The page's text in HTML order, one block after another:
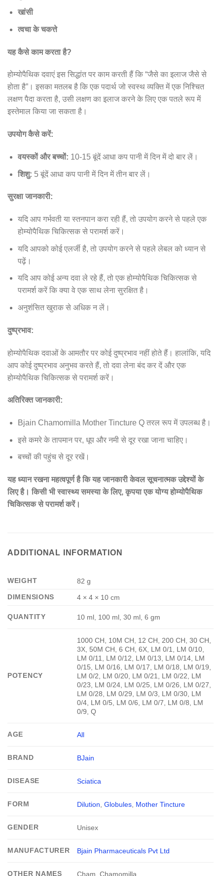
खांसी
त्वचा के चकत्ते
यह कैसे काम करता है?
होम्योपैथिक दवाएं इस सिद्धांत पर काम करती हैं कि “जैसे का इलाज जैसे से
होता है”। इसका मतलब है कि एक पदार्थ जो स्वस्थ व्यक्ति में एक निश्चित
लक्षण पैदा करता है, उसी लक्षण का इलाज करने के लिए एक पतले रूप में
इस्तेमाल किया जा सकता है।
उपयोग कैसे करें:
वयस्कों और बच्चों: 10-15 बूंदें आधा कप पानी में दिन में दो बार लें।
शिशु: 5 बूंदें आधा कप पानी में दिन में तीन बार लें।
सुरक्षा जानकारी:
यदि आप गर्भवती या स्तनपान करा रही हैं, तो उपयोग करने से पहले एक
होम्योपैथिक चिकित्सक से परामर्श करें।
यदि आपको कोई एलर्जी है, तो उपयोग करने से पहले लेबल को ध्यान से
पढ़ें।
यदि आप कोई अन्य दवा ले रहे हैं, तो एक होम्योपैथिक चिकित्सक से
परामर्श करें कि क्या वे एक साथ लेना सुरक्षित है।
अनुशंसित खुराक से अधिक न लें।
दुष्प्रभाव:
होम्योपैथिक दवाओं के आमतौर पर कोई दुष्प्रभाव नहीं होते हैं। हालांकि, यदि
आप कोई दुष्प्रभाव अनुभव करते हैं, तो दवा लेना बंद कर दें और एक
होम्योपैथिक चिकित्सक से परामर्श करें।
अतिरिक्त जानकारी:
Bjain Chamomilla Mother Tincture Q तरल रूप में उपलब्ध है।
इसे कमरे के तापमान पर, धूप और नमी से दूर रखा जाना चाहिए।
बच्चों की पहुंच से दूर रखें।
यह ध्यान रखना महत्वपूर्ण है कि यह जानकारी केवल सूचनात्मक उद्देश्यों के
लिए है। किसी भी स्वास्थ्य समस्या के लिए, कृपया एक योग्य होम्योपैथिक
चिकित्सक से परामर्श करें।
ADDITIONAL INFORMATION
WEIGHT
82 g
DIMENSIONS
4 × 4 × 10 cm
QUANTITY 10 ml, 100 ml, 30 ml, 6 gm
POTENCY
1000 CH, 10M CH, 12 CH, 200 CH, 30 CH,
3X, 50M CH, 6 CH, 6X, LM 0/1, LM 0/10,
LM 0/11, LM 0/12, LM 0/13, LM 0/14, LM
0/15, LM 0/16, LM 0/17, LM 0/18, LM 0/19,
LM 0/2, LM 0/20, LM 0/21, LM 0/22, LM
0/23, LM 0/24, LM 0/25, LM 0/26, LM 0/27,
LM 0/28, LM 0/29, LM 0/3, LM 0/30, LM
0/4, LM 0/5, LM 0/6, LM 0/7, LM 0/8, LM
0/9, Q
AGE All
BRAND BJain
DISEASE Sciatica
FORM Dilution ,Globules Mother Tincture
GENDER Unisex
MANUFACTURER Bjain Pharmaceuticals Pvt Ltd
OTHER NAMES Cham, Chamomilla